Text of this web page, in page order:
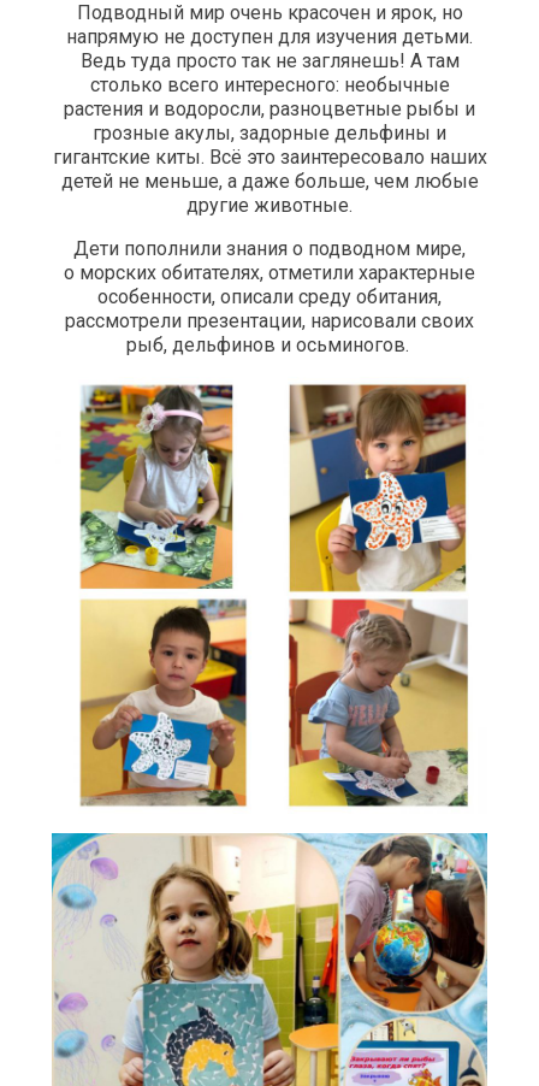
Подводный мир очень красочен и ярок, но
напрямую не доступен для изучения детьми.
Ведь туда просто так не заглянешь! А там
столько всего интересного: необычные
растения и водоросли, разноцветные рыбы и
грозные акулы, задорные дельфины и
гигантские киты. Всё это заинтересовало наших
детей не меньше, а даже больше, чем любые
другие животные.
Дети пополнили знания о подводном мире,
о морских обитателях, отметили характерные
особенности, описали среду обитания,
рассмотрели презентации, нарисовали своих
рыб, дельфинов и осьминогов.